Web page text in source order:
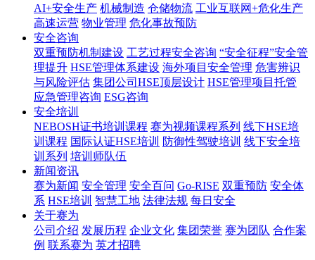
AI+安全生产 机械制造 仓储物流 工业互联网+危化生产
高速运营 物业管理 危化事故预防
安全咨询
双重预防机制建设 工艺过程安全咨询 “安全征程”安全管
理提升 HSE管理体系建设 海外项目安全管理 危害辨识
与风险评估 集团公司HSE顶层设计 HSE管理项目托管
应急管理咨询 ESG咨询
安全培训
NEBOSH证书培训课程 赛为视频课程系列 线下HSE培
训课程 国际认证HSE培训 防御性驾驶培训 线下安全培
训系列 培训师队伍
新闻资讯
赛为新闻 安全管理 安全百问 Go-RISE 双重预防 安全体
系 HSE培训 智慧工地 法律法规 每日安全
关于赛为
公司介绍 发展历程 企业文化 集团荣誉 赛为团队 合作案
例 联系赛为 英才招聘